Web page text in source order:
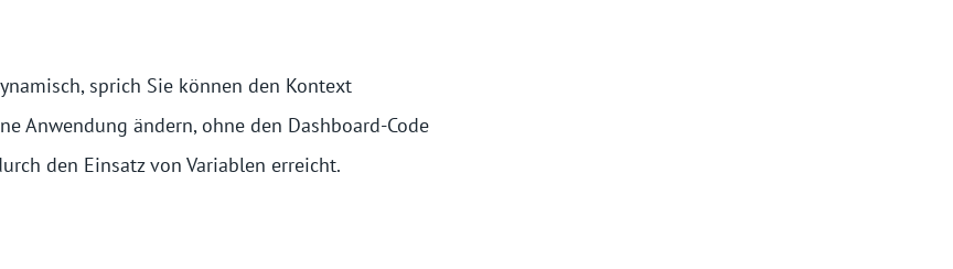
sprich Sie können den Kontext
Anwendung ändern, ohne den Dashboard-Code
den Einsatz von Variablen erreicht.